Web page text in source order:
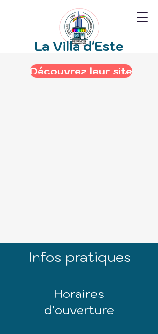
La Villa d'Este
Découvrez leur site
Infos pratiques
Horaires
d'ouverture